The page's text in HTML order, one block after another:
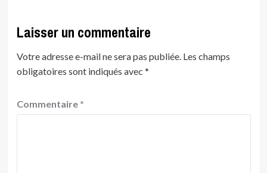
Laisser un commentaire
Votre adresse e-mail ne sera pas publiée. Les champs
obligatoires sont indiqués avec *
Commentaire *